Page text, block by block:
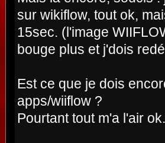
sur wikiflow, tout ok,
15sec. (l'image
bouge plus et j'dois
Est ce que je dois
apps/wiiflow ?
Pourtant tout m'a l'air